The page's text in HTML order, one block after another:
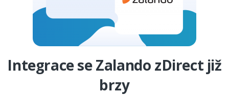
Integrace se Zalando zDirect již
brzy